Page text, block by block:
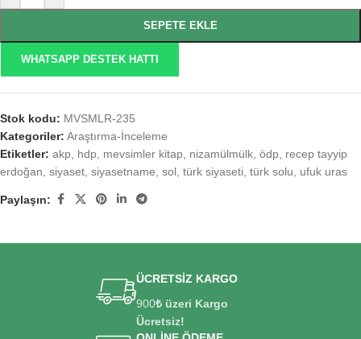
SEPETE EKLE
WHATSAPP DESTEK HATTI
Stok kodu: MVSMLR-235
Kategoriler: Araştırma-İnceleme
Etiketler: akp hdp mevsimler kitap nizamülmülk ödp recep tayyip
erdoğan siyaset siyasetname sol türk siyaseti türk solu ufuk uras
Paylaşın:
ÜCRETSİZ KARGO
900₺ üzeri Kargo
Ücretsiz!